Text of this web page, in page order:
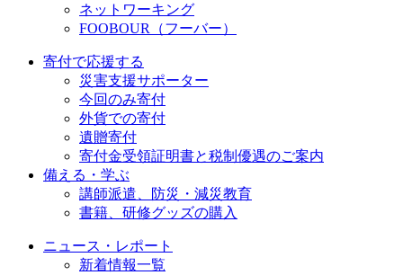
ネットワーキング
FOOBOUR（フーバー）
寄付で応援する
災害支援サポーター
今回のみ寄付
外貨での寄付
遺贈寄付
寄付金受領証明書と税制優遇のご案内
備える・学ぶ
講師派遣、防災・減災教育
書籍、研修グッズの購入
ニュース・レポート
新着情報一覧